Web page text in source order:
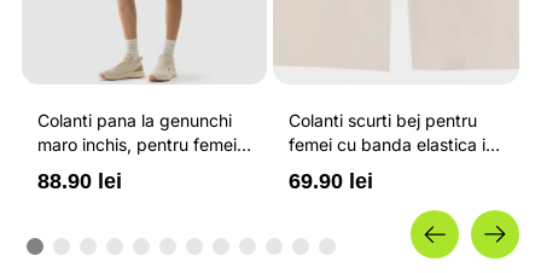
Colanti pana la genunchi
maro inchis, pentru femei,
cu striatii si cusaturi plate
4F
88.90 lei
Colanti scurti bej pentru
femei cu banda elastica in
talie OUTHORN
69.90 lei